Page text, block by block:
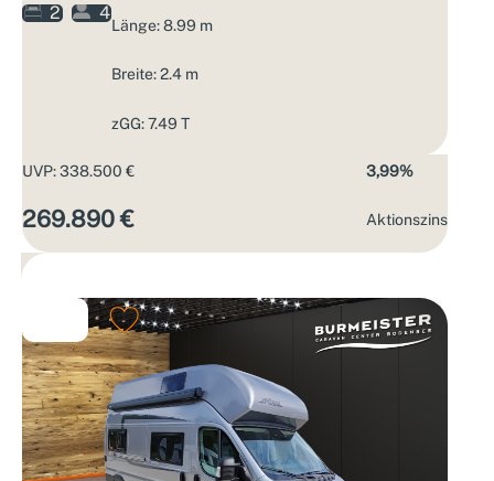
2
4
Länge: 8.99 m
Breite: 2.4 m
zGG: 7.49 T
UVP: 338.500 €
269.890 €
3,99%
Aktions­zins